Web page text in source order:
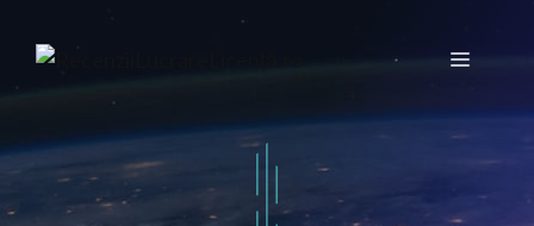
Meniu